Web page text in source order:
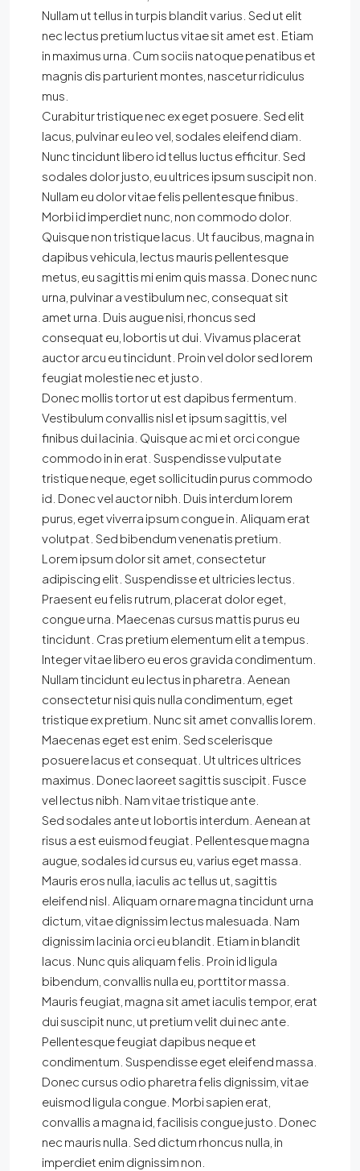
Nullam ut tellus in turpis blandit varius. Sed ut elit
nec lectus pretium luctus vitae sit amet est. Etiam
in maximus urna. Cum sociis natoque penatibus et
magnis dis parturient montes, nascetur ridiculus
mus.
Curabitur tristique nec ex eget posuere. Sed elit
lacus, pulvinar eu leo vel, sodales eleifend diam.
Nunc tincidunt libero id tellus luctus efficitur. Sed
sodales dolor justo, eu ultrices ipsum suscipit non.
Nullam eu dolor vitae felis pellentesque finibus.
Morbi id imperdiet nunc, non commodo dolor.
Quisque non tristique lacus. Ut faucibus, magna in
dapibus vehicula, lectus mauris pellentesque
metus, eu sagittis mi enim quis massa. Donec nunc
urna, pulvinar a vestibulum nec, consequat sit
amet urna. Duis augue nisi, rhoncus sed
consequat eu, lobortis ut dui. Vivamus placerat
auctor arcu eu tincidunt. Proin vel dolor sed lorem
feugiat molestie nec et justo.
Donec mollis tortor ut est dapibus fermentum.
Vestibulum convallis nisl et ipsum sagittis, vel
finibus dui lacinia. Quisque ac mi et orci congue
commodo in in erat. Suspendisse vulputate
tristique neque, eget sollicitudin purus commodo
id. Donec vel auctor nibh. Duis interdum lorem
purus, eget viverra ipsum congue in. Aliquam erat
volutpat. Sed bibendum venenatis pretium.
Lorem ipsum dolor sit amet, consectetur
adipiscing elit. Suspendisse et ultricies lectus.
Praesent eu felis rutrum, placerat dolor eget,
congue urna. Maecenas cursus mattis purus eu
tincidunt. Cras pretium elementum elit a tempus.
Integer vitae libero eu eros gravida condimentum.
Nullam tincidunt eu lectus in pharetra. Aenean
consectetur nisi quis nulla condimentum, eget
tristique ex pretium. Nunc sit amet convallis lorem.
Maecenas eget est enim. Sed scelerisque
posuere lacus et consequat. Ut ultrices ultrices
maximus. Donec laoreet sagittis suscipit. Fusce
vel lectus nibh. Nam vitae tristique ante.
Sed sodales ante ut lobortis interdum. Aenean at
risus a est euismod feugiat. Pellentesque magna
augue, sodales id cursus eu, varius eget massa.
Mauris eros nulla, iaculis ac tellus ut, sagittis
eleifend nisl. Aliquam ornare magna tincidunt urna
dictum, vitae dignissim lectus malesuada. Nam
dignissim lacinia orci eu blandit. Etiam in blandit
lacus. Nunc quis aliquam felis. Proin id ligula
bibendum, convallis nulla eu, porttitor massa.
Mauris feugiat, magna sit amet iaculis tempor, erat
dui suscipit nunc, ut pretium velit dui nec ante.
Pellentesque feugiat dapibus neque et
condimentum. Suspendisse eget eleifend massa.
Donec cursus odio pharetra felis dignissim, vitae
euismod ligula congue. Morbi sapien erat,
convallis a magna id, facilisis congue justo. Donec
nec mauris nulla. Sed dictum rhoncus nulla, in
imperdiet enim dignissim non.